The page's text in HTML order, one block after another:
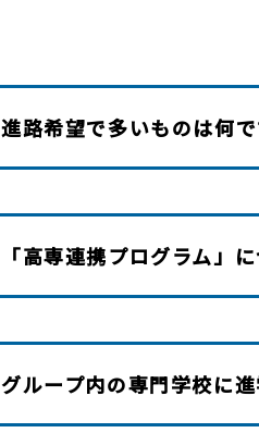
進路希望で多いものは何で
「高専連携プログラム」
グループ内の専門学校に